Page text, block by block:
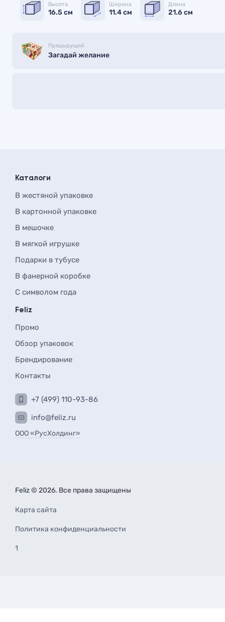
Высота
16.5 см
Ширина
11.4 см
Длина
21.6 см
Предыдущий
Загадай желание
Каталоги
В жестяной упаковке
В картонной упаковке
В мешочке
В мягкой игрушке
Подарки в тубусе
В фанерной коробке
С символом года
Feliz
Промо
Обзор упаковок
Брендирование
Контакты
+7 (499) 110-93-86
info@feliz.ru
ООО «РусХолдинг»
Feliz © 2026. Все права защищены
Карта сайта
Политика конфиденциальности